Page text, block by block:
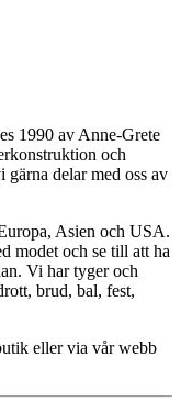
1990 av Anne-Grete
och
gärna delar med oss av
Asien och USA.
modet och se till att ha
Vi har tyger och
brud, bal, fest,
eller via vår webb